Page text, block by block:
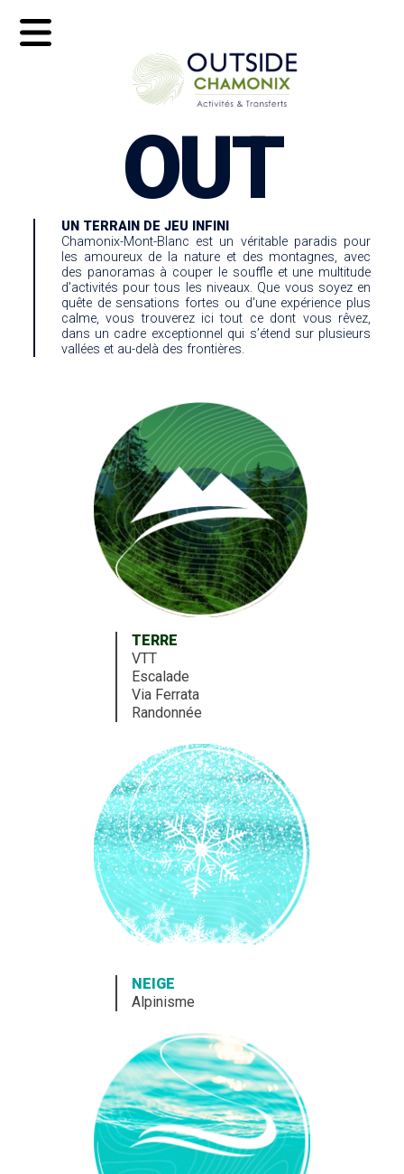
OUT
UN TERRAIN DE JEU INFINI
Chamonix-Mont-Blanc est un véritable paradis pour
les amoureux de la nature et des montagnes, avec
des panoramas à couper le souffle et une multitude
d'activités pour tous les niveaux. Que vous soyez en
quête de sensations fortes ou d'une expérience plus
calme, vous trouverez ici tout ce dont vous rêvez,
dans un cadre exceptionnel qui s’étend sur plusieurs
vallées et au-delà des frontières.
TERRE
VTT
Escalade
Via Ferrata
Randonnée
NEIGE
Alpinisme